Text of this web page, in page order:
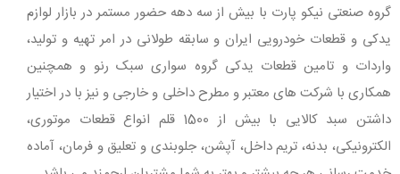
گروه صنعتی نیکو پارت با بیش از سه دهه حضور مستمر در بازار لوازم
یدکی و قطعات خودرویی ایران و سابقه طولانی در امر تهیه و تولید،
واردات و تامین قطعات یدکی گروه سواری سبک رنو و همچنین
همکاری با شرکت های معتبر و مطرح داخلی و خارجی و نیز با در اختیار
داشتن سبد کالایی با بیش از 1500 قلم انواع قطعات موتوری،
الکترونیکی، بدنه، تریم داخل، آپشن، جلوبندی و تعلیق و فرمان، آماده